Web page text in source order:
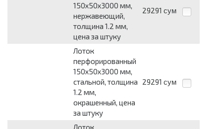
150х50х3000 мм,
нержавеющий,
толщина 1.2 мм,
цена за штуку
29291 сум
Лоток
перфорированный
150х50х3000 мм,
стальной, толщина
1.2 мм,
окрашенный, цена
за штуку
29291 сум
Лоток